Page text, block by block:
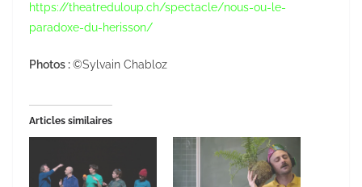
https://theatreduloup.ch/spectacle/nous-ou-le-
paradoxe-du-herisson/
Photos :©Sylvain Chabloz
Articles similaires